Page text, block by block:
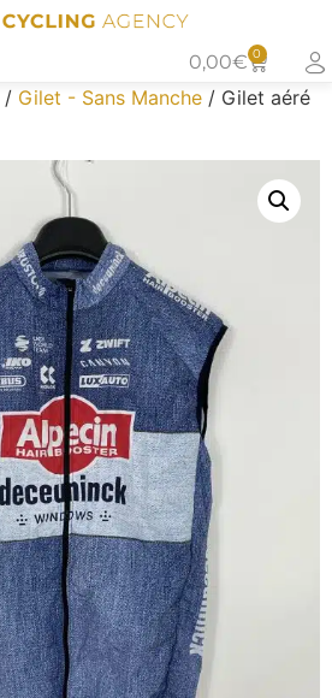
0,00€ 0
/ Gilet - Sans Manche / Gilet aéré